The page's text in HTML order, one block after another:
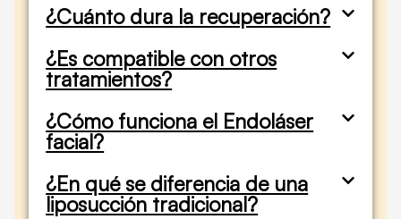
¿Cuánto dura la recuperación?
¿Es compatible con otros
tratamientos?
¿Cómo funciona el Endoláser
facial?
¿En qué se diferencia de una
liposucción tradicional?